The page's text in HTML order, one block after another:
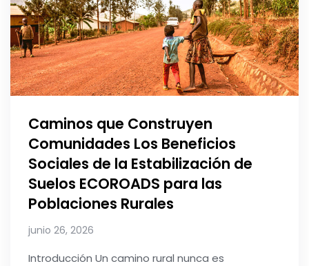
Caminos que Construyen
Comunidades Los Beneficios
Sociales de la Estabilización de
Suelos ECOROADS para las
Poblaciones Rurales
junio 26, 2026
Introducción Un camino rural nunca es